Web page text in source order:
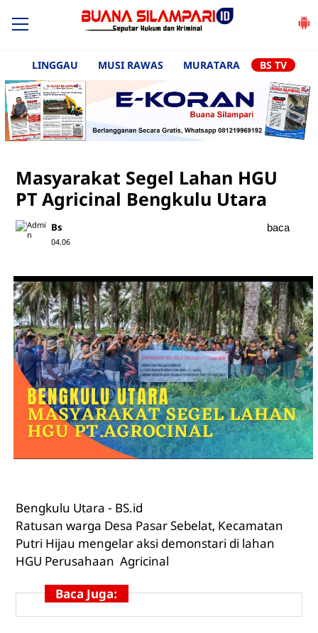
LINGGAU MUSI RAWAS MURATARA BS TV
Masyarakat Segel Lahan HGU
PT Agricinal Bengkulu Utara
Bs
04.06
baca
Bengkulu Utara - BS.id
Ratusan warga Desa Pasar Sebelat, Kecamatan
Putri Hijau mengelar aksi demonstari di lahan
HGU Perusahaan Agricinal
Baca Juga: